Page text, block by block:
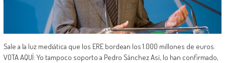
Sale a la luz mediática que los ERE bordean los 1.000 millones de euros.
VOTA AQUÍ: Yo tampoco soporto a Pedro Sánchez Así, lo han confirmado,